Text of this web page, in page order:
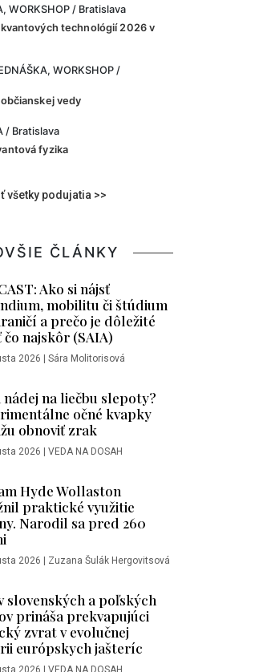
WORKSHOP / Bratislava
technológií 2026 v
WORKSHOP /
vedy
/ Bratislava
fyzika
všetky podujatia >>
ČLÁNKY
Ako si nájsť
mobilitu či štúdium
a prečo je dôležité
čo najskôr (SAIA)
2026 | Sára Molitorisová
nádej na liečbu slepoty?
očné kvapky
obnoviť zrak
2026 | VEDA NA DOSAH
Hyde Wollaston
praktické využitie
Narodil sa pred 260
2026 | Zuzana Šulák Hergovitsová
slovenských a poľských
prináša prekvapujúci
zvrat v evolučnej
európskych jašteríc
2026 | VEDA NA DOSAH